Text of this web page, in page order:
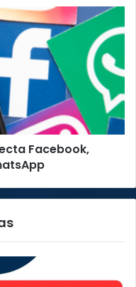
Facebook,